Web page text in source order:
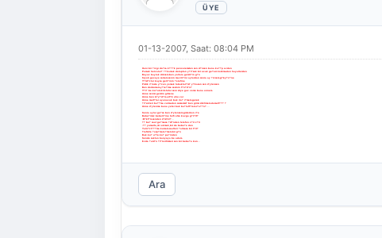
01-13-2007, Saat: 08:04 PM
Hani bir ?izgi do?sa k???k penceremden sen d?nsen bana ka??p evden
Pamuk helvalar? ??karsak dolaptan y?r?sek bir ocak ge?esi korkmadan hayallerden
Beyaz bayrak diksem ben yollara geldi?in g?n
Siyah geceye salsam senin mavili?ini aylardan sonra ay ?izsem g?ky?z?ne
Y?ld?zlar kaysa geli?inin ?erefine
Pislik i?inde y?zen yemek tabaklar?m? y?kasan sen s?ylensen
Ben doldursam y?re?ime sesinin t?n?s?n?
Y?r? be ko?um kim tutar seni diye gaz verse bana annem
Anne senmi geldin gitsene
Anne ben b?y?d?m art?k uhu var
Anne mart?lar uyanacak bak ila? i?mem gerek
?i?ekleri ba??ma vurmadan sussamm? ben grimi diktirsem damatl??? ?
Anne s?ylenme bana yeter bak ba?latt?m ku?a??n?....
Sonra aylar ge?se ben s?ylensem giderken i?e
Bebe?imiz bebeli?ine terfi etse kavga g?r?lt?
-B?kt?m senden s?m?kl?...
?? be? saat ge?mese ?st?nden telefon z?rr z?rr
-?? yumurta,iki ekmek,bir de bebe?e don
Yaln?zl???ma kursam saatleri ?almasa bir t?rl?
Trafikte ?arp?lsam ?lsem bir g?n
Bak ku? u?tu ko? pe?inden
Sende saklan banyoya be adam
Evde ?als?n ?l?m ritimleri sen bir bebe?e kon...
Ara